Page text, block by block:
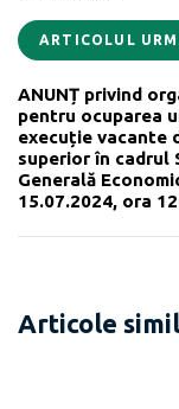
ARTICOLUL
ANUNȚ privind
pentru ocuparea
execuție vacante
superior în cadrul
Generală
15.07.2024, ora
Articole